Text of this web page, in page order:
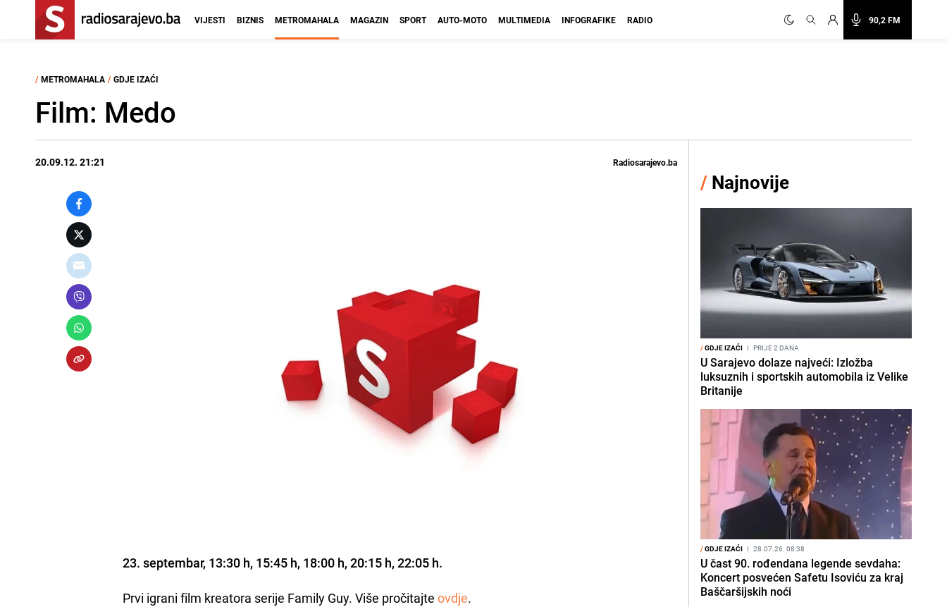
90,2 FM
VIJESTI BIZNIS METROMAHALA MAGAZIN SPORT AUTO-MOTO MULTIMEDIA INFOGRAFIKE RADIO
/ METROMAHALA / GDJE IZAĆI
Film: Medo
20.09.12. 21:21 Radiosarajevo.ba
23. septembar, 13:30 h, 15:45 h, 18:00 h, 20:15 h, 22:05 h.
Prvi igrani film kreatora serije Family Guy. Više pročitajteovdje.
/ Najnovije
/GDJE IZAĆI I PRIJE 2 DANA
U Sarajevo dolaze najveći: Izložba
luksuznih i sportskih automobila iz Velike
Britanije
/GDJE IZAĆI I 28.07.26. 08:38
U čast 90. rođendana legende sevdaha:
Koncert posvećen Safetu Isoviću za kraj
Baščaršijskih noći